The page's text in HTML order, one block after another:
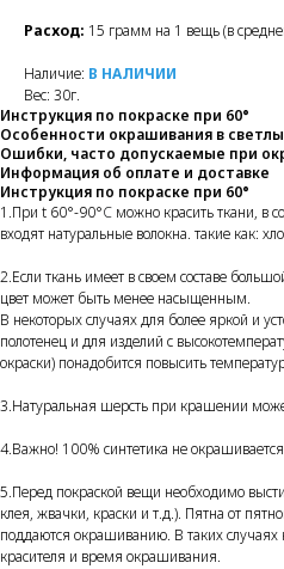
Расход: 15 грамм на 1 вещь (в
Наличие: В НАЛИЧИИ
Вес: 30г.
Инструкция по покраске при 60°
Особенности окрашивания в
Ошибки, часто допускаемые при
Информация об оплате и доставке
Инструкция по покраске при 60°
1.При t 60°-90°C можно красить ткани, в
входят натуральные волокна. такие как:
2.Если ткань имеет в своем составе
цвет может быть менее насыщенным.
В некоторых случаях для более яркой и
полотенец и для изделий с
окраски) понадобится повысить
3.Натуральная шерсть при крашении
4.Важно! 100% синтетика не
5.Перед покраской вещи необходимо
клея, жвачки, краски и т.д.). Пятна от
поддаются окрашиванию. В таких случаях
красителя и время окрашивания.